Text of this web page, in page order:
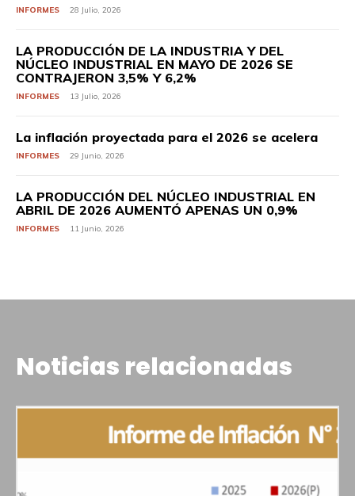
INFORMES 28 Julio, 2026
LA PRODUCCIÓN DE LA INDUSTRIA Y DEL
NÚCLEO INDUSTRIAL EN MAYO DE 2026 SE
CONTRAJERON 3,5% Y 6,2%
INFORMES 13 Julio, 2026
La inflación proyectada para el 2026 se acelera
INFORMES 29 Junio, 2026
LA PRODUCCIÓN DEL NÚCLEO INDUSTRIAL EN
ABRIL DE 2026 AUMENTÓ APENAS UN 0,9%
INFORMES 11 Junio, 2026
Noticias relacionadas